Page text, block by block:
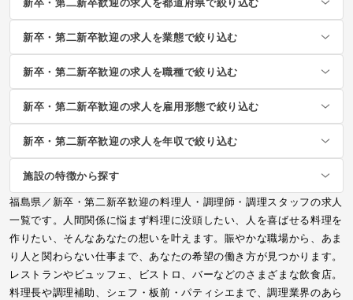
新卒・第二新卒歓迎の求人を業態で絞り込む
新卒・第二新卒歓迎の求人を職種で絞り込む
新卒・第二新卒歓迎の求人を雇用形態で絞り込む
新卒・第二新卒歓迎の求人を年収で絞り込む
施設の特徴から探す
福島県／新卒・第二新卒歓迎の料理人・調理師・調理スタッフの求人
一覧です。人間関係に悩まず料理に没頭したい、人を喜ばせる料理を
作りたい、そんなあなたの想いを叶えます。賑やかな職場から、あま
り人と関わらない仕事まで、あなたの希望の働き方が見つかります。
レストランやビュッフェ、ビストロ、バーなどのさまざまな飲食店。
料理長や調理補助、シェフ・板前・パティシエまで、調理業界のあら